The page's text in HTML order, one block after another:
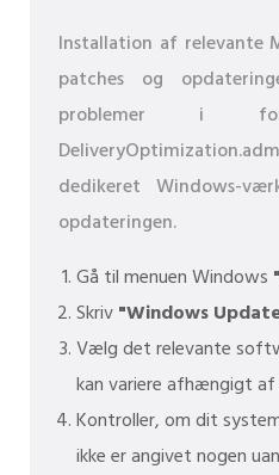
Installation af relevante
patches og
problemer i
dedikeret Windows-
opdateringen.
Gå til menuen Windows
Skriv"Windows
Vælg det relevante
kan variere afhængigt
Kontroller, om dit
ikke er angivet nogen